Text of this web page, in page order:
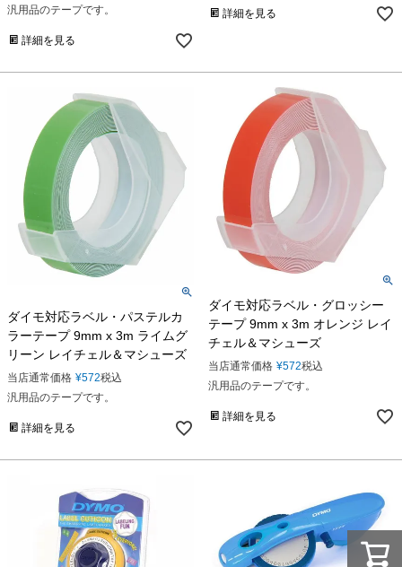
汎用品のテープです。
詳細を見る
詳細を見る
ダイモ対応ラベル・パステルカ
ラーテープ 9mm x 3m ライムグ
リーン レイチェル＆マシューズ
当店通常価格 ¥572税込
汎用品のテープです。
詳細を見る
ダイモ対応ラベル・グロッシー
テープ 9mm x 3m オレンジ レイ
チェル＆マシューズ
当店通常価格 ¥572税込
汎用品のテープです。
詳細を見る